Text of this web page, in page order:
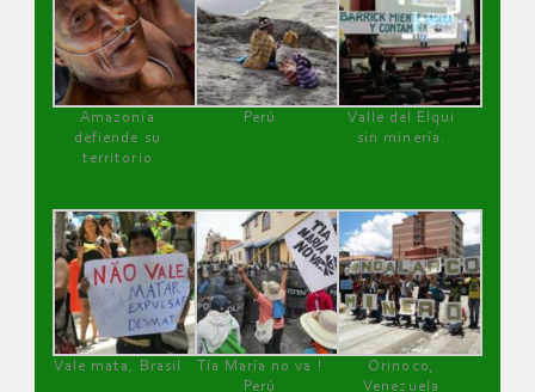
Amazonía
defiende su
territorio
Perú
Valle del Elqui
sin minería.
Vale mata, Brasil
Tía María no va !
Perú
Orinoco,
Venezuela